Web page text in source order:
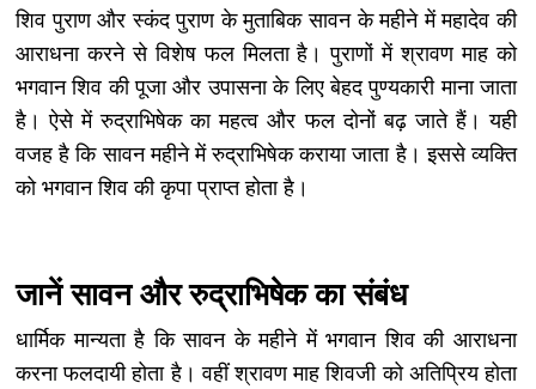
शिव पुराण और स्कंद पुराण के मुताबिक सावन के महीने में महादेव की
आराधना करने से विशेष फल मिलता है। पुराणों में श्रावण माह को
भगवान शिव की पूजा और उपासना के लिए बेहद पुण्यकारी माना जाता
है। ऐसे में रुद्राभिषेक का महत्व और फल दोनों बढ़ जाते हैं। यही
वजह है कि सावन महीने में रुद्राभिषेक कराया जाता है। इससे व्यक्ति
को भगवान शिव की कृपा प्राप्त होता है।
जानें सावन और रुद्राभिषेक का संबंध
धार्मिक मान्यता है कि सावन के महीने में भगवान शिव की आराधना
करना फलदायी होता है। वहीं श्रावण माह शिवजी को अतिप्रिय होता